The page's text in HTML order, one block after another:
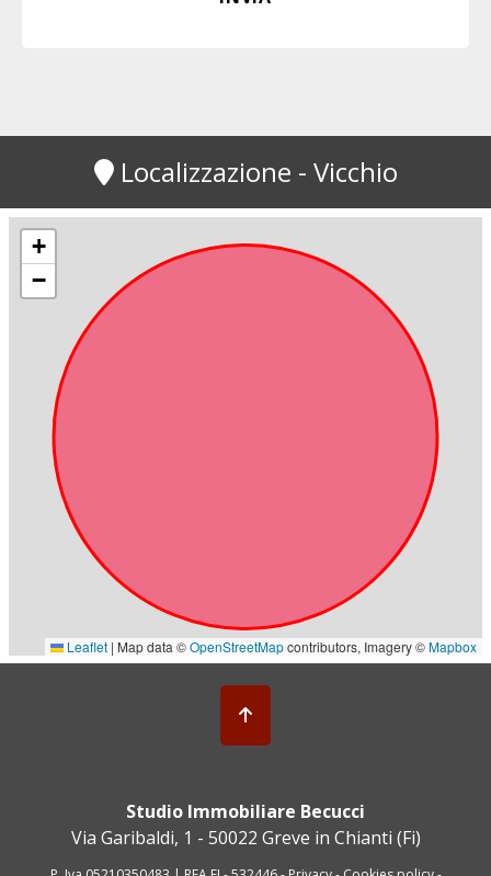
Localizzazione - Vicchio
Studio Immobiliare Becucci
Via Garibaldi, 1 - 50022 Greve in Chianti (Fi)